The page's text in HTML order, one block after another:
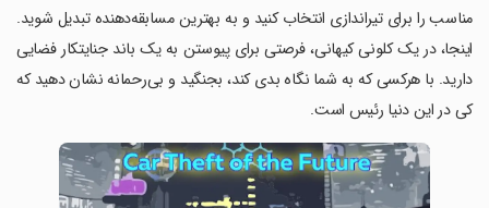
مناسب را برای تیراندازی انتخاب کنید و به بهترین مسابقه‌دهنده تبدیل شوید.
اینجا، در یک کلونی کیهانی، فرصتی برای پیوستن به یک باند جنایتکار فضایی
دارید. با هرکسی که به شما نگاه بدی کند، بجنگید و بی‌رحمانه نشان دهید که
کی در این دنیا رئیس است.